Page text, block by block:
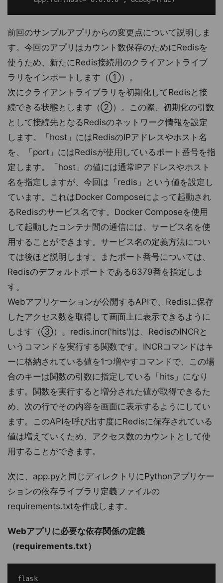
前回のサンプルアプリからの変更点について説明しま
す。今回のアプリはカウント数保存のためにRedisを
使うため、新たにRedis接続用のクライアントライブ
ラリをインポートします（①）。
次にクライアントライブラリを初期化してRedisと接
続できる状態とします（②）。この際、初期化の引数
として接続先となるRedisのネットワーク情報を設定
します。「host」にはRedisのIPアドレスやホスト名
を、「port」にはRedisが使用しているポート番号を指
定します。「host」の値には通常IPアドレスやホスト
名を指定しますが、今回は「redis」という値を設定し
ています。これはDocker Composeによって起動され
るRedisのサービス名です。Docker Composeを使用
して起動したコンテナ間の通信には、サービス名を使
用することができます。サービス名の定義方法につい
ては後ほど説明します。またポート番号については、
Redisのデフォルトポートである6379番を指定しま
す。
Webアプリケーションが公開するAPIで、Redisに保存
したアクセス数を取得して画面上に表示できるように
します（③）。redis.incr('hits')は、RedisのINCRと
いうコマンドを実行する関数です。INCRコマンドはキ
ーに格納されている値を1つ増やすコマンドで、この場
合のキーは関数の引数に指定している「hits」になり
ます。関数を実行すると増分された値が取得できるた
め、次の行でその内容を画面に表示するようにしてい
ます。このAPIを呼び出す度にRedisに保存されている
値は増えていくため、アクセス数のカウントとして使
用することができます。
次に、app.pyと同じディレクトリにPythonアプリケー
ションの依存ライブラリ定義ファイルの
requirements.txtを作成します。
Webアプリに必要な依存関係の定義
（requirements.txt）
flask